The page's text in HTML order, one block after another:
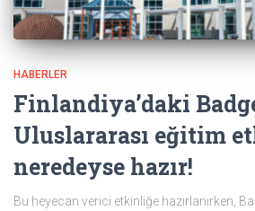
HABERLER
Finlandiya’daki
Uluslararası eğitim
neredeyse hazır!
Bu heyecan verici etkinliğe hazırlanırken,